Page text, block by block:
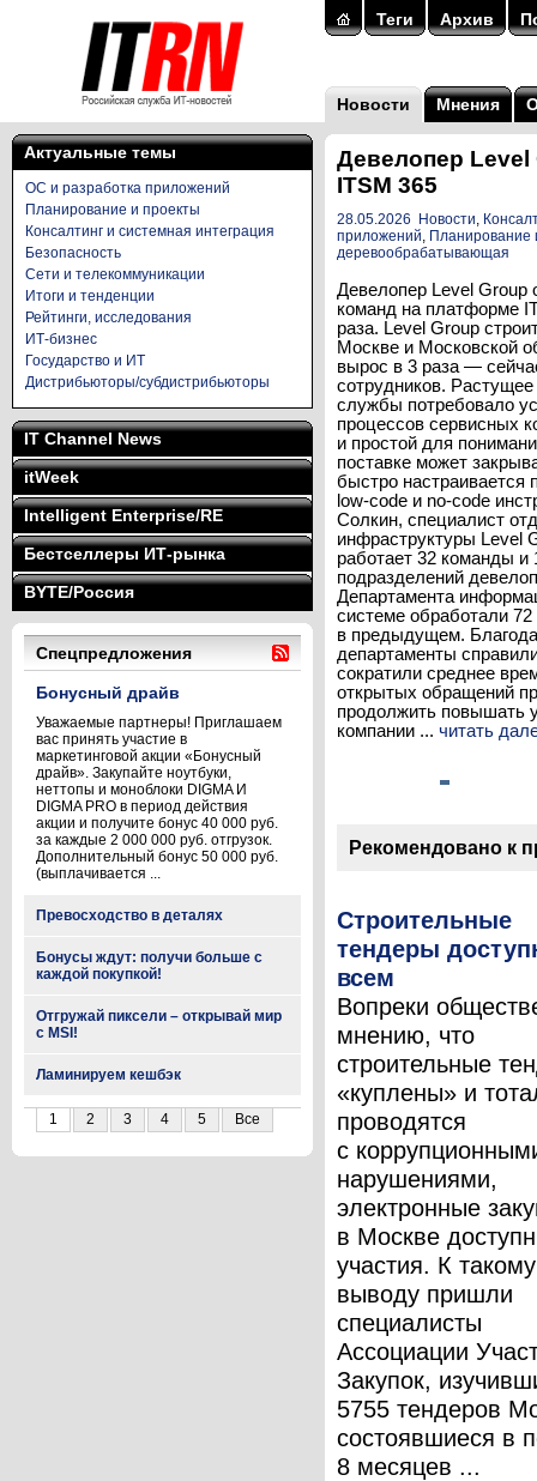
Теги Архив
Новости Мнения
Актуальные темы
ОС и разработка приложений
Планирование и проекты
Консалтинг и системная интеграция
Безопасность
Сети и телекоммуникации
Итоги и тенденции
Рейтинги, исследования
ИТ-бизнес
Государство и ИТ
Дистрибьюторы/субдистрибьюторы
IT Channel News
itWeek
Intelligent Enterprise/RE
Бестселлеры ИТ-рынка
BYTE/Россия
Спецпредложения
Бонусный драйв
Уважаемые партнеры! Приглашаем
вас принять участие в
маркетинговой акции «Бонусный
драйв». Закупайте ноутбуки,
неттопы и моноблоки DIGMA И
DIGMA PRO в период действия
акции и получите бонус 40 000 руб.
за каждые 2 000 000 руб. отгрузок.
Дополнительный бонус 50 000 руб.
(выплачивается ...
Превосходство в деталях
Бонусы ждут: получи больше с
каждой покупкой!
Отгружай пиксели – открывай мир
с MSI!
Ламинируем кешбэк
1 2 3 4 5 Все
Девелопер
ITSM 365
28.05.2026 Новости,
приложений, Планирование
деревообрабатывающая
Девелопер Level Group
команд на платформе
раза. Level Group
Москве и Московской
вырос в 3 раза —
сотрудников.
службы потребовало
процессов сервисных
и простой для
поставке может
быстро
low-code и no-code
Солкин, специалист
инфраструктуры Level
работает 32 команды и
подразделений
Департамента
системе обработали
в предыдущем.
департаменты
сократили среднее
открытых обращений
продолжить повышать
компании ... читать
Рекомендовано к
Строительные
тендеры
всем
Вопреки
мнению, что
строительные
«куплены» и
проводятся
с
нарушениями,
электронные
в Москве
участия. К такому
выводу пришли
специалисты
Ассоциации
Закупок,
5755 тендеров
состоявшиеся в
8 месяцев ...